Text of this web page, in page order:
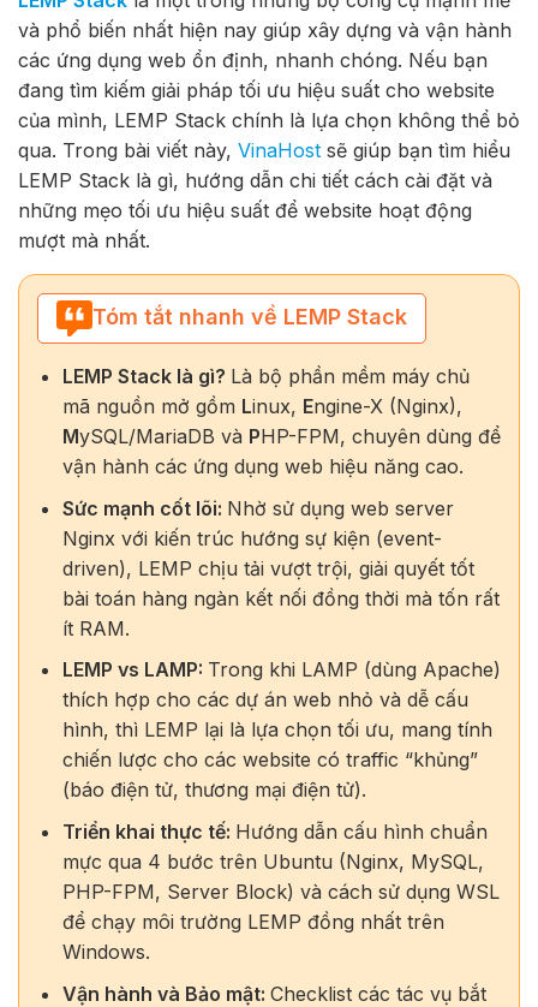
và phổ biến nhất hiện nay giúp xây dựng và vận hành
các ứng dụng web ổn định, nhanh chóng. Nếu bạn
đang tìm kiếm giải pháp tối ưu hiệu suất cho website
của mình, LEMP Stack chính là lựa chọn không thể bỏ
qua. Trong bài viết này, VinaHost sẽ giúp bạn tìm hiểu
LEMP Stack là gì, hướng dẫn chi tiết cách cài đặt và
những mẹo tối ưu hiệu suất để website hoạt động
mượt mà nhất.
Tóm tắt nhanh về LEMP Stack
LEMP Stack là gì? Là bộ phần mềm máy chủ
mã nguồn mở gồm Linux, Engine-X (Nginx),
MySQL/MariaDB và PHP-FPM, chuyên dùng để
vận hành các ứng dụng web hiệu năng cao.
Sức mạnh cốt lõi: Nhờ sử dụng web server
Nginx với kiến trúc hướng sự kiện (event-
driven), LEMP chịu tải vượt trội, giải quyết tốt
bài toán hàng ngàn kết nối đồng thời mà tốn rất
ít RAM.
LEMP vs LAMP: Trong khi LAMP (dùng Apache)
thích hợp cho các dự án web nhỏ và dễ cấu
hình, thì LEMP lại là lựa chọn tối ưu, mang tính
chiến lược cho các website có traffic “khủng”
(báo điện tử, thương mại điện tử).
Triển khai thực tế: Hướng dẫn cấu hình chuẩn
mực qua 4 bước trên Ubuntu (Nginx, MySQL,
PHP-FPM, Server Block) và cách sử dụng WSL
để chạy môi trường LEMP đồng nhất trên
Windows.
Vận hành và Bảo mật: Checklist các tác vụ bắt